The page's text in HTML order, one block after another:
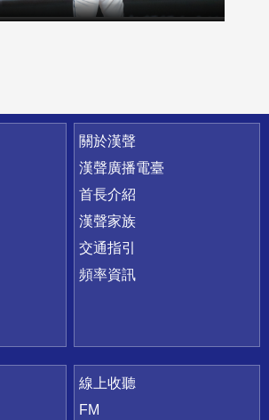
關於漢聲
漢聲廣播電臺
首長介紹
漢聲家族
交通指引
頻率資訊
線上收聽
FM